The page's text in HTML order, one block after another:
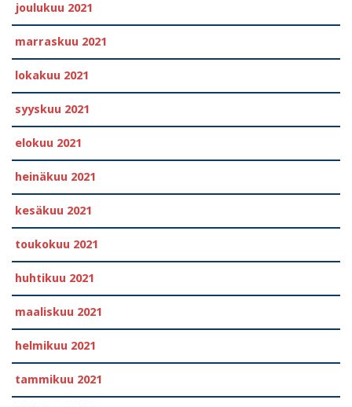
joulukuu 2021
marraskuu 2021
lokakuu 2021
syyskuu 2021
elokuu 2021
heinäkuu 2021
kesäkuu 2021
toukokuu 2021
huhtikuu 2021
maaliskuu 2021
helmikuu 2021
tammikuu 2021